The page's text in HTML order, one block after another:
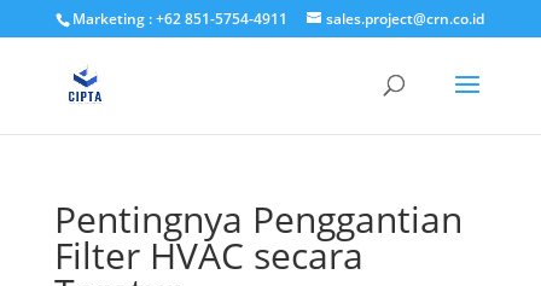
Marketing : +62 851-5754-4911 sales.project@crn.co.id
Pentingnya Penggantian
Filter HVAC secara